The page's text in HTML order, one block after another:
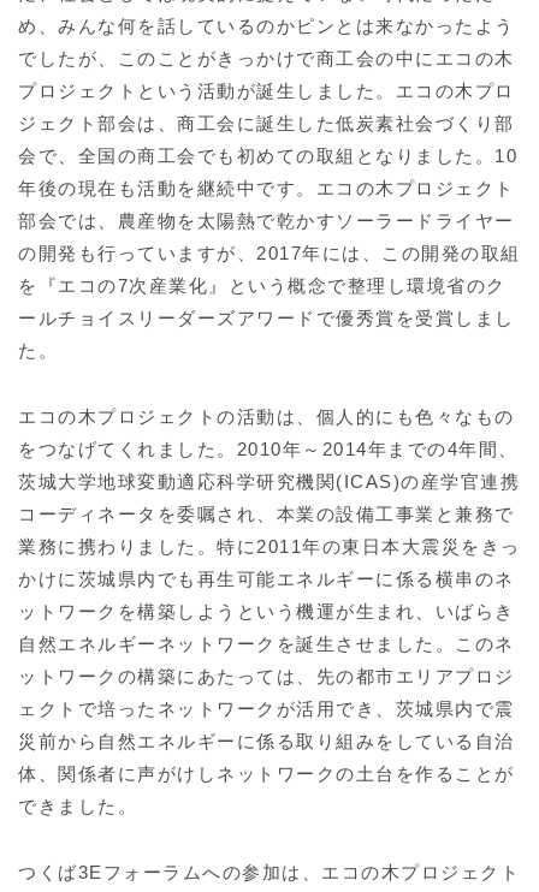
め、みんな何を話しているのかピンとは来なかったよう
でしたが、このことがきっかけで商工会の中にエコの木
プロジェクトという活動が誕生しました。エコの木プロ
ジェクト部会は、商工会に誕生した低炭素社会づくり部
会で、全国の商工会でも初めての取組となりました。10
年後の現在も活動を継続中です。エコの木プロジェクト
部会では、農産物を太陽熱で乾かすソーラードライヤー
の開発も行っていますが、2017年には、この開発の取組
を『エコの7次産業化』という概念で整理し環境省のク
ールチョイスリーダーズアワードで優秀賞を受賞しまし
た。
エコの木プロジェクトの活動は、個人的にも色々なもの
をつなげてくれました。2010年～2014年までの4年間、
茨城大学地球変動適応科学研究機関(ICAS)の産学官連携
コーディネータを委嘱され、本業の設備工事業と兼務で
業務に携わりました。特に2011年の東日本大震災をきっ
かけに茨城県内でも再生可能エネルギーに係る横串のネ
ットワークを構築しようという機運が生まれ、いばらき
自然エネルギーネットワークを誕生させました。このネ
ットワークの構築にあたっては、先の都市エリアプロジ
ェクトで培ったネットワークが活用でき、茨城県内で震
災前から自然エネルギーに係る取り組みをしている自治
体、関係者に声がけしネットワークの土台を作ることが
できました。
つくば3Eフォーラムへの参加は、エコの木プロジェクト